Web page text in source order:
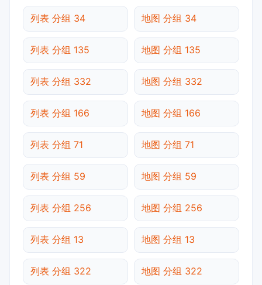
列表 分组 34 地图 分组 34
列表 分组 135 地图 分组 135
列表 分组 332 地图 分组 332
列表 分组 166 地图 分组 166
列表 分组 71 地图 分组 71
列表 分组 59 地图 分组 59
列表 分组 256 地图 分组 256
列表 分组 13 地图 分组 13
列表 分组 322 地图 分组 322